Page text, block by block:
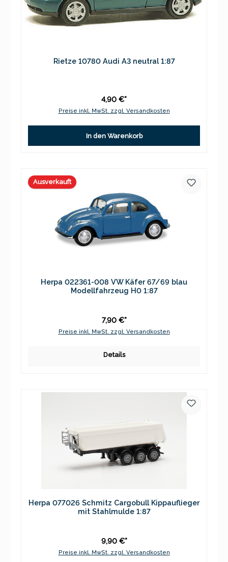
Rietze 10780 Audi A3 neutral 1:87
4,90 €*
Preise inkl. MwSt. zzgl. Versandkosten
In den Warenkorb
Ausverkauft
Herpa 022361-008 VW Käfer 67/69 blau
Modellfahrzeug H0 1:87
7,90 €*
Preise inkl. MwSt. zzgl. Versandkosten
Details
Herpa 077026 Schmitz Cargobull Kippauflieger
mit Stahlmulde 1:87
9,90 €*
Preise inkl. MwSt. zzgl. Versandkosten